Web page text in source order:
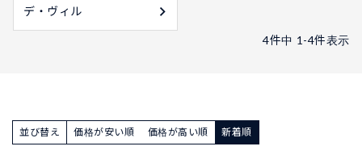
デ・ヴィル
4件中 1 -4件表示
並び替え 価格が安い順 価格が高い順 新着順